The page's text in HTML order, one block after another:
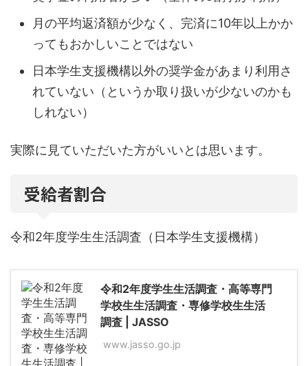
月の平均返済額が少なく、完済に10年以上かか
ってもおかしいことではない
日本学生支援機構以外の奨学金があまり利用さ
れていない（というか取り扱いが少ないのかも
しれない）
実際に見ていただいた方がいいとは思います。
受給者割合
令和2年度学生生活調査（日本学生支援機構）
令和2年度学生生活調査・高等専門
学校生生活調査・専修学校生生活
調査 | JASSO
www.jasso.go.jp